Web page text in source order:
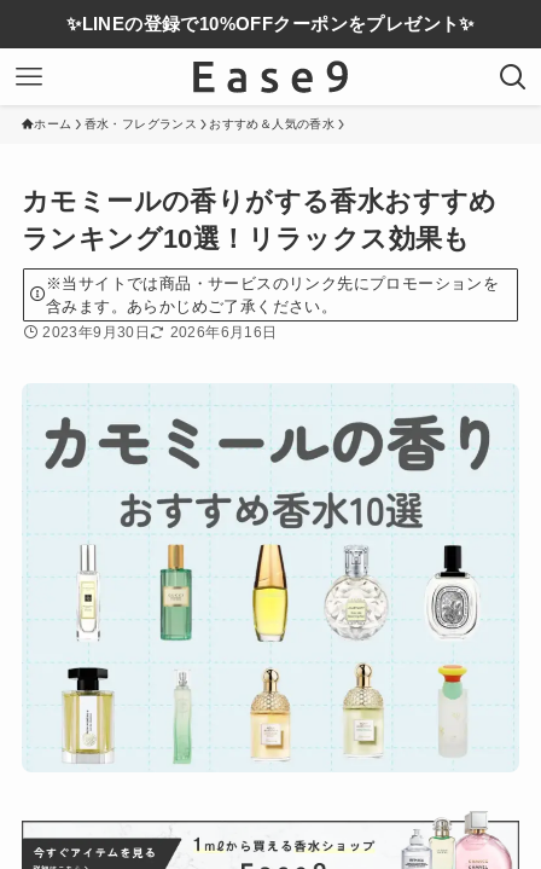
✨LINEの登録で10%OFFクーポンをプレゼント✨
ホーム 香水・フレグランス おすすめ＆人気の香水
カモミールの香りがする香水おすすめ
ランキング10選！リラックス効果も
※当サイトでは商品・サービスのリンク先にプロモーションを
含みます。あらかじめご了承ください。
2023年9月30日 2026年6月16日